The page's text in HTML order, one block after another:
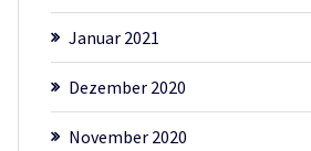
Januar 2021
Dezember 2020
November 2020